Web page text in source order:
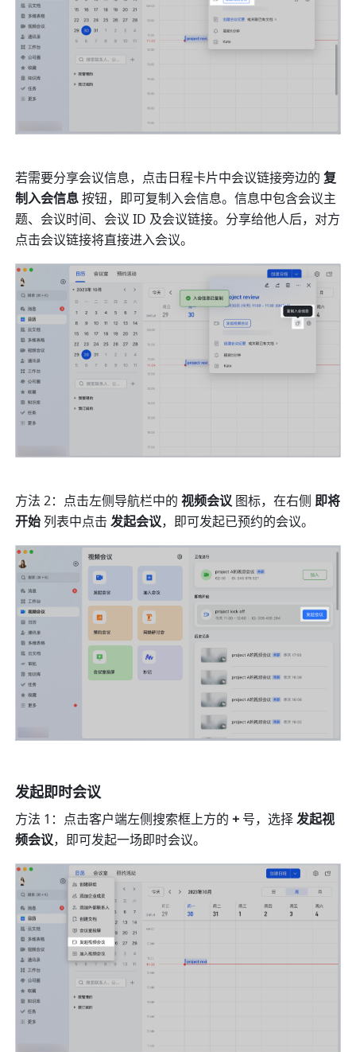
若需要分享会议信息，点击日程卡片中会议链接旁边的 复
制入会信息 按钮，即可复制入会信息。信息中包含会议主
题、会议时间、会议 ID 及会议链接。分享给他人后，对方
点击会议链接将直接进入会议。
方法 2：点击左侧导航栏中的 视频会议 图标，在右侧 即将
开始 列表中点击 发起会议，即可发起已预约的会议。
发起即时会议
方法 1：点击客户端左侧搜索框上方的 + 号，选择 发起视
频会议，即可发起一场即时会议。